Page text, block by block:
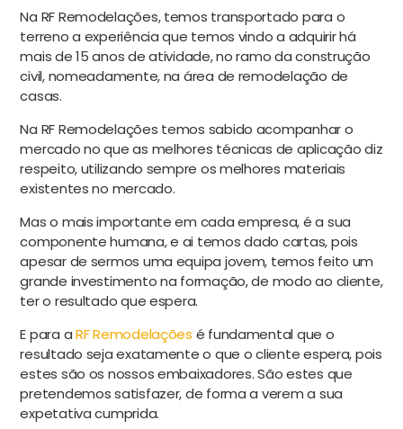
Na RF Remodelações, temos transportado para o
terreno a experiência que temos vindo a adquirir há
mais de 15 anos de atividade, no ramo da construção
civil, nomeadamente, na área de remodelação de
casas.
Na RF Remodelações temos sabido acompanhar o
mercado no que as melhores técnicas de aplicação diz
respeito, utilizando sempre os melhores materiais
existentes no mercado.
Mas o mais importante em cada empresa, é a sua
componente humana, e ai temos dado cartas, pois
apesar de sermos uma equipa jovem, temos feito um
grande investimento na formação, de modo ao cliente,
ter o resultado que espera.
E para aRF Remodelações é fundamental que o
resultado seja exatamente o que o cliente espera, pois
estes são os nossos embaixadores. São estes que
pretendemos satisfazer, de forma a verem a sua
expetativa cumprida.